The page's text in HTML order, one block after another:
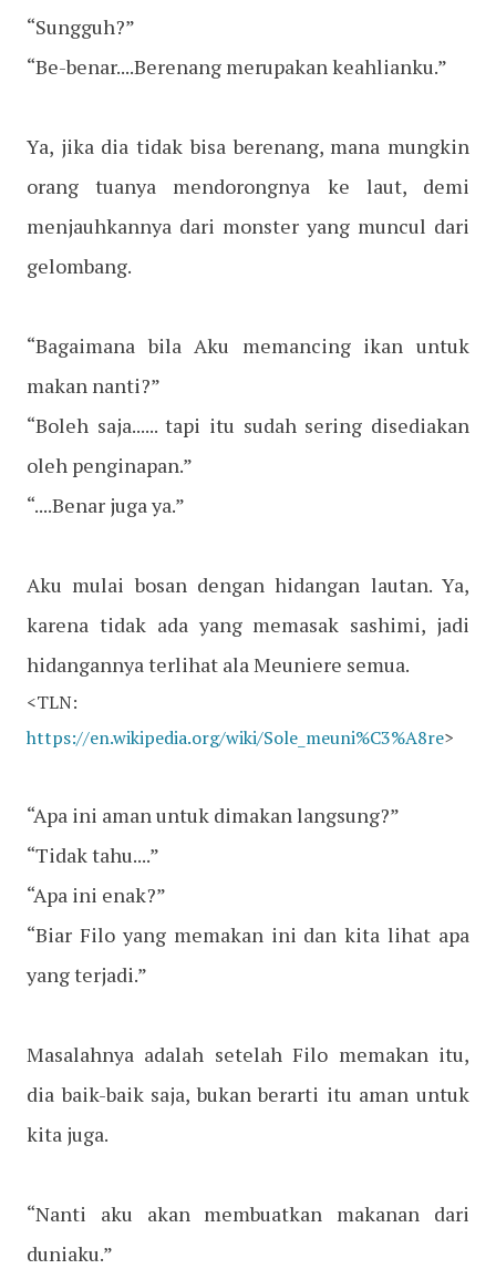
“Sungguh?”
“Be-benar....Berenang merupakan keahlianku.”
Ya, jika dia tidak bisa berenang, mana mungkin
orang tuanya mendorongnya ke laut, demi
menjauhkannya dari monster yang muncul dari
gelombang.
“Bagaimana bila Aku memancing ikan untuk
makan nanti?”
“Boleh saja...... tapi itu sudah sering disediakan
oleh penginapan.”
“....Benar juga ya.”
Aku mulai bosan dengan hidangan lautan. Ya,
karena tidak ada yang memasak sashimi, jadi
hidangannya terlihat ala Meuniere semua.
<TLN:
https://en.wikipedia.org/wiki/Sole_meuni%C3%A8re>
“Apa ini aman untuk dimakan langsung?”
“Tidak tahu....”
“Apa ini enak?”
“Biar Filo yang memakan ini dan kita lihat apa
yang terjadi.”
Masalahnya adalah setelah Filo memakan itu,
dia baik-baik saja, bukan berarti itu aman untuk
kita juga.
“Nanti aku akan membuatkan makanan dari
duniaku.”